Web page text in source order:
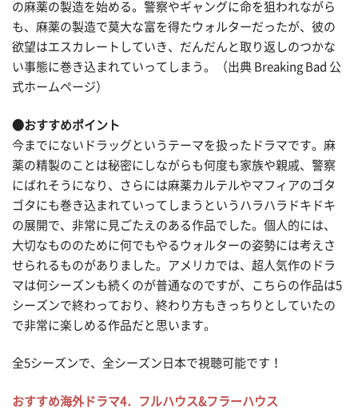
の麻薬の製造を始める。警察やギャングに命を狙われながら
も、麻薬の製造で莫大な富を得たウォルターだったが、彼の
欲望はエスカレートしていき、だんだんと取り返しのつかな
い事態に巻き込まれていってしまう。（出典 Breaking Bad 公
式ホームページ）
●おすすめポイント
今までにないドラッグというテーマを扱ったドラマです。麻
薬の精製のことは秘密にしながらも何度も家族や親戚、警察
にばれそうになり、さらには麻薬カルテルやマフィアのゴタ
ゴタにも巻き込まれていってしまうというハラハラドキドキ
の展開で、非常に見ごたえのある作品でした。個人的には、
大切なもののために何でもやるウォルターの姿勢には考えさ
せられるものがありました。アメリカでは、超人気作のドラ
マは何シーズンも続くのが普通なのですが、こちらの作品は5
シーズンで終わっており、終わり方もきっちりとしていたの
で非常に楽しめる作品だと思います。
全5シーズンで、全シーズン日本で視聴可能です！
おすすめ海外ドラマ4．フルハウス&フラーハウス